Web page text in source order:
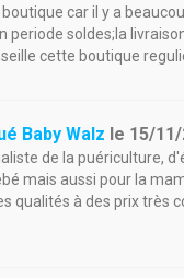
car il y a
soldes;la
cette boutique
Baby Walz le 15/11/
de la puériculture,
mais aussi pour la
qualités à des prix